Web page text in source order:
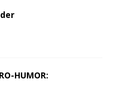
HUMOR: